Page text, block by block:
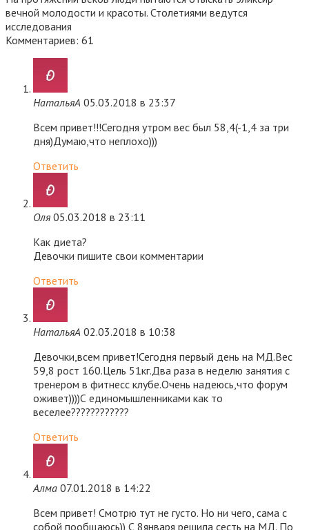
вечной молодости и красоты. Столетиями ведутся
исследования
Комментариев: 61
НатальяА 05.03.2018 в 23:37
Всем привет!!!Сегодня утром вес был 58,4(-1,4 за три
дня)Думаю,что неплохо)))
Ответить
Оля 05.03.2018 в 23:11
Как диета?
Девочки пишите свои комментарии
Ответить
НатальяА 02.03.2018 в 10:38
Девочки,всем привет!Сегодня первый день на МД.Вес
59,8 рост 160.Цель 51кг.Два раза в неделю занятия с
тренером в фитнесс клубе.Очень надеюсь,что форум
оживет))))С единомышленниками как то
веселее????????????
Ответить
Алма 07.01.2018 в 14:22
Всем привет! Смотрю тут не густо. Но ни чего, сама с
собой пообщаюсь)) С 8января решила сесть на МД. По